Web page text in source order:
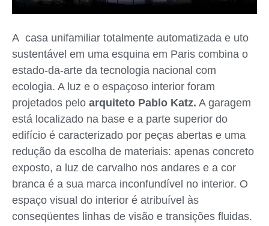
A casa unifamiliar totalmente automatizada e uto
sustentável em uma esquina em Paris combina o
estado-da-arte da tecnologia nacional com
ecologia. A luz e o espaçoso interior foram
projetados pelo arquiteto Pablo Katz. A garagem
está localizado na base e a parte superior do
edifício é caracterizado por peças abertas e uma
redução da escolha de materiais: apenas concreto
exposto, a luz de carvalho nos andares e a cor
branca é a sua marca inconfundível no interior. O
espaço visual do interior é atribuível às
conseqüentes linhas de visão e transições fluidas.